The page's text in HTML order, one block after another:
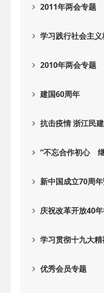
2011年两会专题
学习践行社会主
2010年两会专题
建国60周年
抗击疫情 浙江民
“不忘合作初心
新中国成立70周
庆祝改革开放40
学习贯彻十九大
优秀会员专题